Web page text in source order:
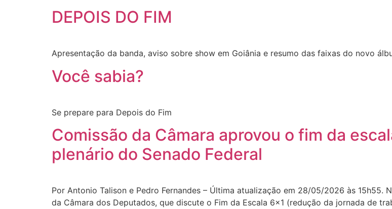
DEPOIS DO FIM
Apresentação da banda, aviso sobre show em Goiânia e resumo das faixas do novo
Você sabia?
Se prepare para Depois do Fim
Comissão da Câmara aprovou o fim da
plenário do Senado Federal
Por Antonio Talison e Pedro Fernandes – Última atualização em 28/05/2026 às 15h55.
da Câmara dos Deputados, que discute o Fim da Escala 6×1 (redução da jornada de